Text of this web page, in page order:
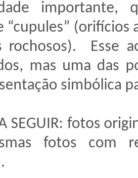
“cupules” (orifícios
rochosos). Esse
mas uma das
simbólica
SEGUIR: fotos
fotos com